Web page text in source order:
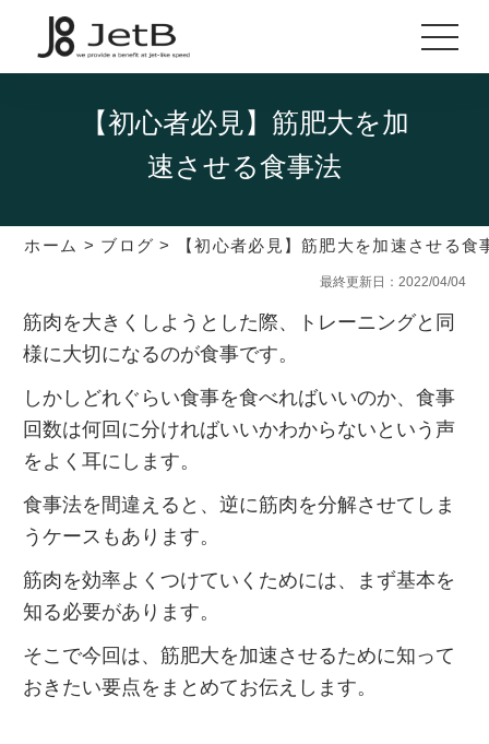
【初心者必見】筋肥大を加
速させる食事法
ホーム > ブログ > 【初心者必見】筋肥大を加速させる食
最終更新日：2022/04/04
筋肉を大きくしようとした際、トレーニングと同
様に大切になるのが食事です。
しかしどれぐらい食事を食べればいいのか、食事
回数は何回に分ければいいかわからないという声
をよく耳にします。
食事法を間違えると、逆に筋肉を分解させてしま
うケースもあります。
筋肉を効率よくつけていくためには、まず基本を
知る必要があります。
そこで今回は、筋肥大を加速させるために知って
おきたい要点をまとめてお伝えします。